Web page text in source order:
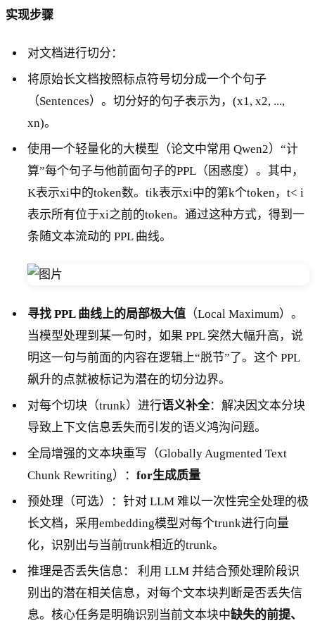
实现步骤
对文档进行切分：
将原始长文档按照标点符号切分成一个个句子
（Sentences）。切分好的句子表示为，(x1, x2, ...,
xn)。
使用一个轻量化的大模型（论文中常用 Qwen2）“计
算”每个句子与他前面句子的PPL（困惑度）。其中，
K表示xi中的token数。tik表示xi中的第k个token，t< i
表示所有位于xi之前的token。通过这种方式，得到一
条随文本流动的 PPL 曲线。
寻找 PPL 曲线上的局部极大值 （Local Maximum）。
当模型处理到某一句时，如果 PPL 突然大幅升高，说
明这一句与前面的内容在逻辑上“脱节”了。这个 PPL
飙升的点就被标记为潜在的切分边界。
对每个切块（trunk）进行语义补全：解决因文本分块
导致上下文信息丢失而引发的语义鸿沟问题。
全局增强的文本块重写（Globally Augmented Text
Chunk Rewriting）：for生成质量
预处理（可选）：针对 LLM 难以一次性完全处理的极
长文档，采用embedding模型对每个trunk进行向量
化，识别出与当前trunk相近的trunk。
推理是否丢失信息： 利用 LLM 并结合预处理阶段识
别出的潜在相关信息，对每个文本块判断是否丢失信
息。核心任务是明确识别当前文本块中缺失的前提、